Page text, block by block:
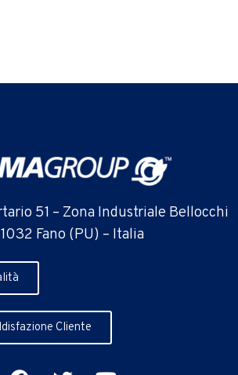
51 – Zona Industriale Bellocchi
Fano (PU) – Italia
Cliente